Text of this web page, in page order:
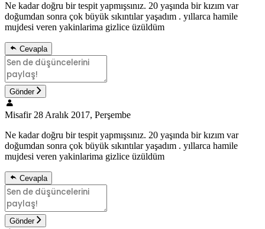
Ne kadar doğru bir tespit yapmışsınız. 20 yaşında bir kızım var
doğumdan sonra çok büyük sıkıntılar yaşadım . yıllarca hamile
mujdesi veren yakinlarima gizlice üzüldüm
Cevapla
Gönder
Misafir 28 Aralık 2017, Perşembe
Ne kadar doğru bir tespit yapmışsınız. 20 yaşında bir kızım var
doğumdan sonra çok büyük sıkıntılar yaşadım . yıllarca hamile
mujdesi veren yakinlarima gizlice üzüldüm
Cevapla
Gönder